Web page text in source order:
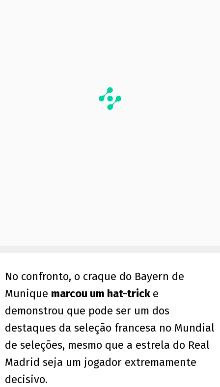
No confronto, o craque do Bayern de
Munique marcou um hat-trick e
demonstrou que pode ser um dos
destaques da seleção francesa no Mundial
de seleções, mesmo que a estrela do Real
Madrid seja um jogador extremamente
decisivo.